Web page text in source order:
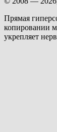
Прямая
копировании
укрепляет